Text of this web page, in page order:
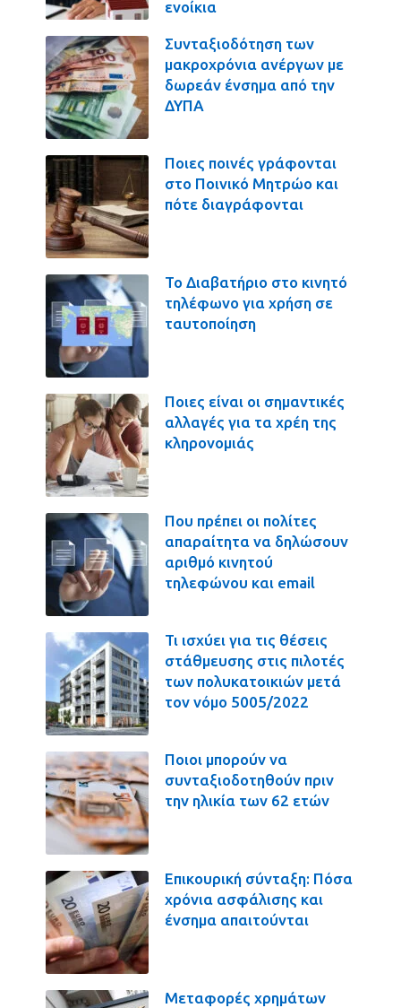
ενοίκια
Συνταξιοδότηση των
μακροχρόνια ανέργων με
δωρεάν ένσημα από την
ΔΥΠΑ
Ποιες ποινές γράφονται
στο Ποινικό Μητρώο και
πότε διαγράφονται
Το Διαβατήριο στο κινητό
τηλέφωνο για χρήση σε
ταυτοποίηση
Ποιες είναι οι σημαντικές
αλλαγές για τα χρέη της
κληρονομιάς
Που πρέπει οι πολίτες
απαραίτητα να δηλώσουν
αριθμό κινητού
τηλεφώνου και email
Τι ισχύει για τις θέσεις
στάθμευσης στις πιλοτές
των πολυκατοικιών μετά
τον νόμο 5005/2022
Ποιοι μπορούν να
συνταξιοδοτηθούν πριν
την ηλικία των 62 ετών
Επικουρική σύνταξη: Πόσα
χρόνια ασφάλισης και
ένσημα απαιτούνται
Μεταφορές χρημάτων